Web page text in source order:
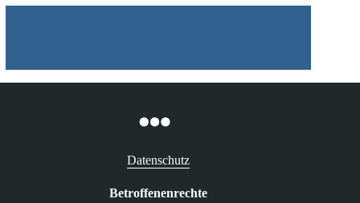
und
Datenschutz
Betroffenenrechte